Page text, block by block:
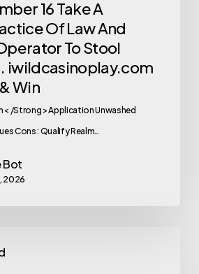
16 Take A
Of Law And
To Stool
iwildcasinoplay.com
Win
< /Strong > Application Unwashed
Cons : Qualify Realm…
Bot
2026